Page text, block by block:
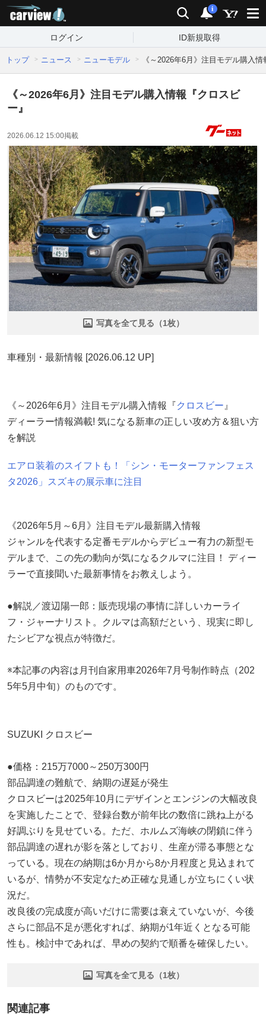
検索 通知
i
ログイン ID新規取得
トップ ニュース ニューモデル 《～2026年6月》注目モデル購入
《～2026年6月》注目モデル購入情報『クロスビ
ー』
2026.06.12 15:00掲載
写真を全て見る（1枚）
車種別・最新情報 [2026.06.12 UP]
《～2026年6月》注目モデル購入情報『クロスビー 』
ディーラー情報満載! 気になる新車の正しい攻め方＆狙い方
を解説
エアロ装着のスイフトも！「シン・モーターファンフェス
タ2026」スズキの展示車に注目
《2026年5月～6月》注目モデル最新購入情報
ジャンルを代表する定番モデルからデビュー有力の新型モ
デルまで、この先の動向が気になるクルマに注目！ ディー
ラーで直接聞いた最新事情をお教えしよう。
●解説／渡辺陽一郎：販売現場の事情に詳しいカーライ
フ・ジャーナリスト。クルマは高額だという、現実に即し
たシビアな視点が特徴だ。
※本記事の内容は月刊自家用車2026年7月号制作時点（202
5年5月中旬）のものです。
SUZUKI クロスビー
●価格：215万7000～250万300円
部品調達の難航で、納期の遅延が発生
クロスビーは2025年10月にデザインとエンジンの大幅改良
を実施したことで、登録台数が前年比の数倍に跳ね上がる
好調ぶりを見せている。ただ、ホルムズ海峡の閉鎖に伴う
部品調達の遅れが影を落としており、生産が滞る事態とな
っている。現在の納期は6か月から8か月程度と見込まれて
いるが、情勢が不安定なため正確な見通しが立ちにくい状
況だ。
改良後の完成度が高いだけに需要は衰えていないが、今後
さらに部品不足が悪化すれば、納期が1年近くとなる可能
性も。検討中であれば、早めの契約で順番を確保したい。
写真を全て見る（1枚）
関連記事